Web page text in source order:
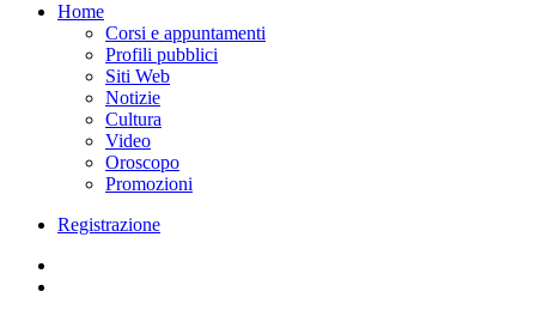
Home
Corsi e appuntamenti
Profili pubblici
Siti Web
Notizie
Cultura
Video
Oroscopo
Promozioni
Registrazione